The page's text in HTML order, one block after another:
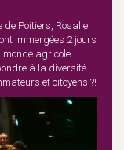
Poitiers, Rosalie
immergées 2 jours
agricole...
à la diversité
et citoyens ?!